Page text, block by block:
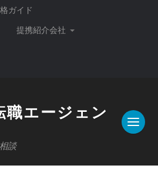
ガイド
提携紹介会社
職エージェン
談